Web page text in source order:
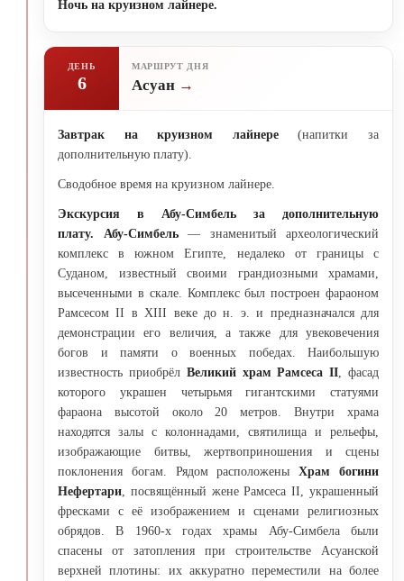
Ночь на круизном лайнере.
ДЕНЬ
6
МАРШРУТ ДНЯ
Асуан
Завтрак на круизном лайнере(напитки за
дополнительную плату).
Сводобное время на круизном лайнере.
Экскурсия в Абу-Симбель за дополнительную
плату. Абу-Симбель— знаменитый археологический
комплекс в южном Египте, недалеко от границы с
Суданом, известный своими грандиозными храмами,
высеченными в скале. Комплекс был построен фараоном
Рамсесом II в XIII веке до н. э. и предназначался для
демонстрации его величия, а также для увековечения
богов и памяти о военных победах. Наибольшую
известность приобрёл Великий храм Рамсеса II , фасад
которого украшен четырьмя гигантскими статуями
фараона высотой около 20 метров. Внутри храма
находятся залы с колоннадами, святилища и рельефы,
изображающие битвы, жертвоприношения и сцены
поклонения богам. Рядом расположеныХрам богини
Нефертари , посвящённый жене Рамсеса II, украшенный
фресками с её изображением и сценами религиозных
обрядов. В 1960-х годах храмы Абу-Симбела были
спасены от затопления при строительстве Асуанской
верхней плотины: их аккуратно переместили на более